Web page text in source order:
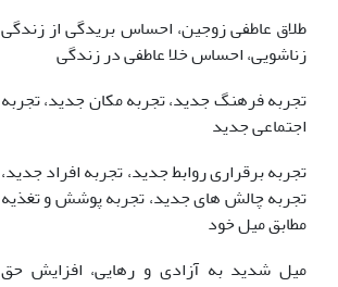
طلاق عاطفی زوجین، احساس بریدگی از زندگی
زناشویی، احساس خلا عاطفی در زندگی
تجربه فرهنگ جدید، تجربه مکان جدید، تجربه
اجتماعی جدید
تجربه برقراری روابط جدید، تجربه افراد جدید،
تجربه چالش های جدید، تجربه پوشش و تغذیه
مطابق میل خود
میل شدید به آزادی و رهایی، افزایش حق